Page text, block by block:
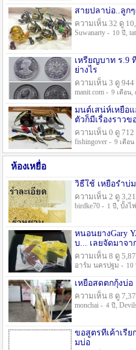
สายปลาบ่อ..ลูก
ความเห็น 32 ดู
Suwanarty - 10 ปี ,
เหรียญบาท ร.9
ย่างไร
ความเห็น 3 ดู 944
manit.com - 9 เดือน,
มนต์เสน่ห์เหยื่อ
ตัวก็มีเรื่องราวข
ความเห็น 0 ดู 712
fishingover - 9 เดือน
ห้องเหยื่อ
วิธืใช้ เหยื่อรำบ่
ความเห็น 2 ดู
birdke70 - 1 ปี , บั้งไ
หนอนยางGary
บ... เลยจัดมาจ
ความเห็น 8 ดู
อาร์ม นครปฐม - 10
เหยื่อสดตกกุ้งบ่อ
ความเห็น 8 ดู
monchai - 4 ปี ,
ขอสูตรที่เค้าเรี
มบ่อ